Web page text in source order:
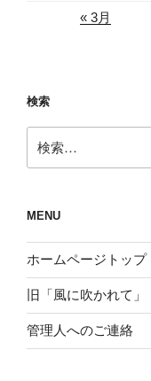
« 3月
検索
索:
MENU
ホームページトップ
旧「風に吹かれて」
管理人へのご連絡